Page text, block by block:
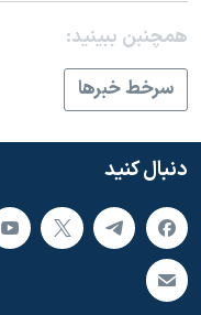
همچنبن ببینید:
سرخط خبرها
دنبال کنید